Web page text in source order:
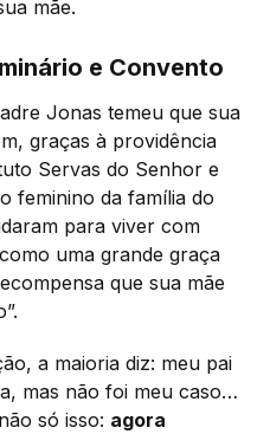
mãe.
e Convento
Jonas temeu que sua
graças à providência
Servas do Senhor e
feminino da família do
para viver com
uma grande graça
que sua mãe
a maioria diz: meu pai
mas não foi meu caso…
só isso: agora